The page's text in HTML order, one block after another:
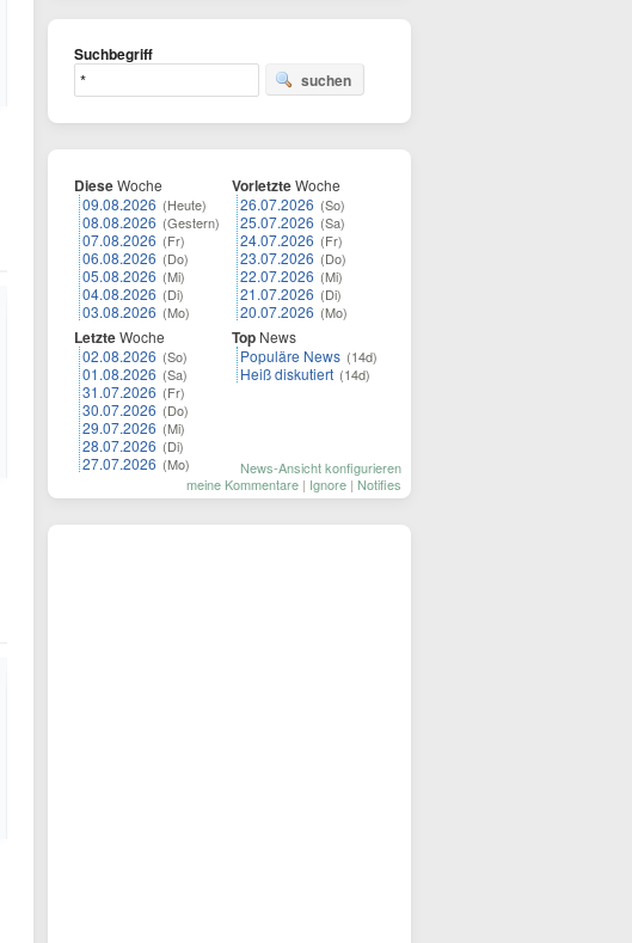
Suchbegriff
suchen
DieseWoche
09.08.2026 (Heute)
08.08.2026 (Gestern)
07.08.2026 (Fr)
06.08.2026 (Do)
05.08.2026 (Mi)
04.08.2026 (Di)
03.08.2026 (Mo)
LetzteWoche
02.08.2026 (So)
01.08.2026 (Sa)
31.07.2026 (Fr)
30.07.2026 (Do)
29.07.2026 (Mi)
28.07.2026 (Di)
27.07.2026 (Mo)
VorletzteWoche
26.07.2026 (So)
25.07.2026 (Sa)
24.07.2026 (Fr)
23.07.2026 (Do)
22.07.2026 (Mi)
21.07.2026 (Di)
20.07.2026 (Mo)
Top News
Populäre News (14d)
Heiß diskutiert (14d)
News-Ansicht konfigurieren
meine Kommentare | Ignore | Notifies